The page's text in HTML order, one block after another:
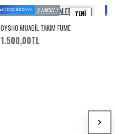
PEŞIN FIYATINA 3 TAKSIT ! YENI
KARGO BEDAVA
OYSHO MUADİL TAKIM FÜME
1.500,00TL